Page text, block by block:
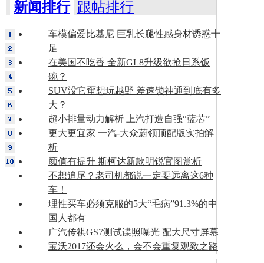
新闻排行 跟帖排行
车模偏爱比基尼 巨乳长腿性感身材诱惑十
足
在美国不吃香 全新GL8升级欲抢日系饭
碗？
SUV没它甭想玩越野 差速锁神通到底有多
大？
超小排量动力解析 上汽打造自强“蓝芯”
更大更宜家 一汽-大众蔚领顶配版实拍解
析
颜值有提升 斯柯达新款明锐官图赏析
不想追尾？老司机都说一定要远离这6种
车！
理性买车必须克服的5大“毛病”91.3%的中
国人都有
广汽传祺GS7测试谍照曝光 配大尺寸屏幕
宝沃2017还会火么，会不会重复观致之路